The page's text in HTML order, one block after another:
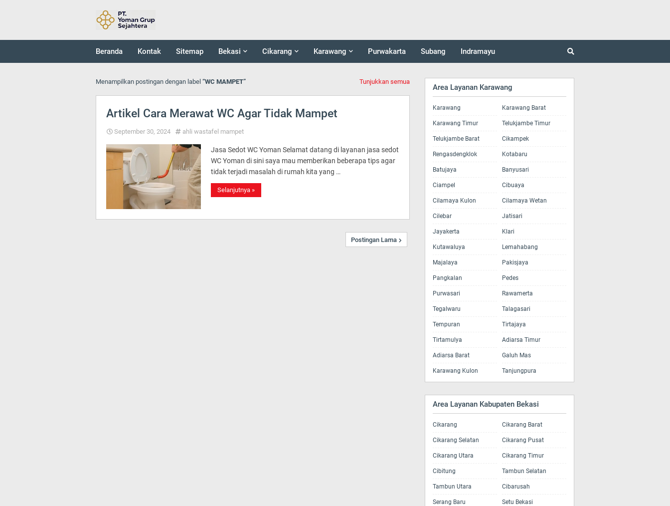
Beranda Kontak Sitemap Bekasi Cikarang Karawang Purwakarta Subang Indramayu
Menampilkan postingan dengan label WC MAMPET Tunjukkan semua
Artikel Cara Merawat WC Agar Tidak Mampet
September 30, 2024 ahli wastafel mampet
Jasa Sedot WC Yoman Selamat datang di layanan jasa sedot
WC Yoman di sini saya mau memberikan beberapa tips agar
tidak terjadi masalah di rumah kita yang …
Selanjutnya »
Postingan Lama
Area Layanan Karawang
Karawang Karawang Barat
Karawang Timur Telukjambe Timur
Telukjambe Barat Cikampek
Rengasdengklok Kotabaru
Batujaya Banyusari
Ciampel Cibuaya
Cilamaya Kulon Cilamaya Wetan
Cilebar Jatisari
Jayakerta Klari
Kutawaluya Lemahabang
Majalaya Pakisjaya
Pangkalan Pedes
Purwasari Rawamerta
Tegalwaru Talagasari
Tempuran Tirtajaya
Tirtamulya Adiarsa Timur
Adiarsa Barat Galuh Mas
Karawang Kulon Tanjungpura
Area Layanan Kabupaten Bekasi
Cikarang Cikarang Barat
Cikarang Selatan Cikarang Pusat
Cikarang Utara Cikarang Timur
Cibitung Tambun Selatan
Tambun Utara Cibarusah
Serang Baru Setu Bekasi